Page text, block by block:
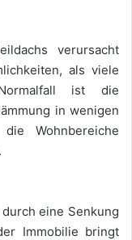
verursacht
als viele
ist die
in wenigen
Wohnbereiche
eine Senkung
Immobilie bringt